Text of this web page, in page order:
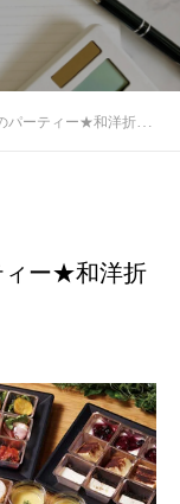
ィー★和洋折衷オードブル
ィー★和洋折